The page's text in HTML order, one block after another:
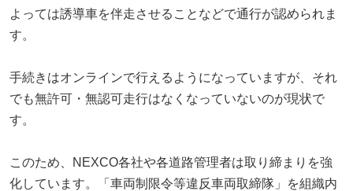
よっては誘導車を伴走させることなどで通行が認められま
す。
手続きはオンラインで行えるようになっていますが、それ
でも無許可・無認可走行はなくなっていないのが現状で
す。
このため、NEXCO各社や各道路管理者は取り締まりを強
化しています。「車両制限令等違反車両取締隊」を組織内